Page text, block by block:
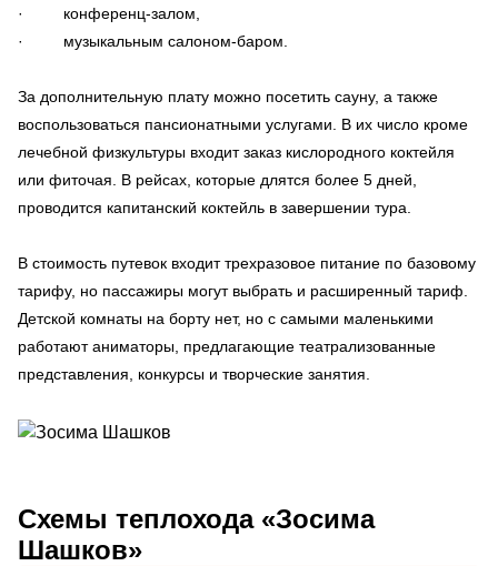
· конференц-залом,
· музыкальным салоном-баром.
За дополнительную плату можно посетить сауну, а также
воспользоваться пансионатными услугами. В их число кроме
лечебной физкультуры входит заказ кислородного коктейля
или фиточая. В рейсах, которые длятся более 5 дней,
проводится капитанский коктейль в завершении тура.
В стоимость путевок входит трехразовое питание по базовому
тарифу, но пассажиры могут выбрать и расширенный тариф.
Детской комнаты на борту нет, но с самыми маленькими
работают аниматоры, предлагающие театрализованные
представления, конкурсы и творческие занятия.
Схемы теплохода «Зосима
Шашков»